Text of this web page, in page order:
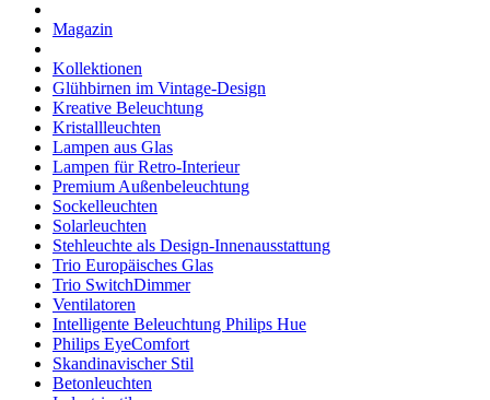
Magazin
Kollektionen
Glühbirnen im Vintage-Design
Kreative Beleuchtung
Kristallleuchten
Lampen aus Glas
Lampen für Retro-Interieur
Premium Außenbeleuchtung
Sockelleuchten
Solarleuchten
Stehleuchte als Design-Innenausstattung
Trio Europäisches Glas
Trio SwitchDimmer
Ventilatoren
Intelligente Beleuchtung Philips Hue
Philips EyeComfort
Skandinavischer Stil
Betonleuchten